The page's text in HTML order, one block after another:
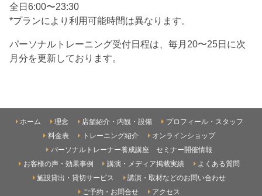
全日6:00〜23:30
*プランにより利用可能時間は異なります。
パーソナルトレーニング受付日程は、毎月20〜25日に次
月分を更新しております。
ホーム 理念 店舗紹介・内観・設備
プロフィール・スタッフ
料金表
トレーニング紹介
オンラインショップ
パーソナルトレーナー養成講座 セミナー開催情報
お客様の声・効果事例
講演・メディア掲載実績
よくある質問
施設貸出・貸切サービス
講演・取材などのお問い合わせ
ご予約・お問合せ
アクセス